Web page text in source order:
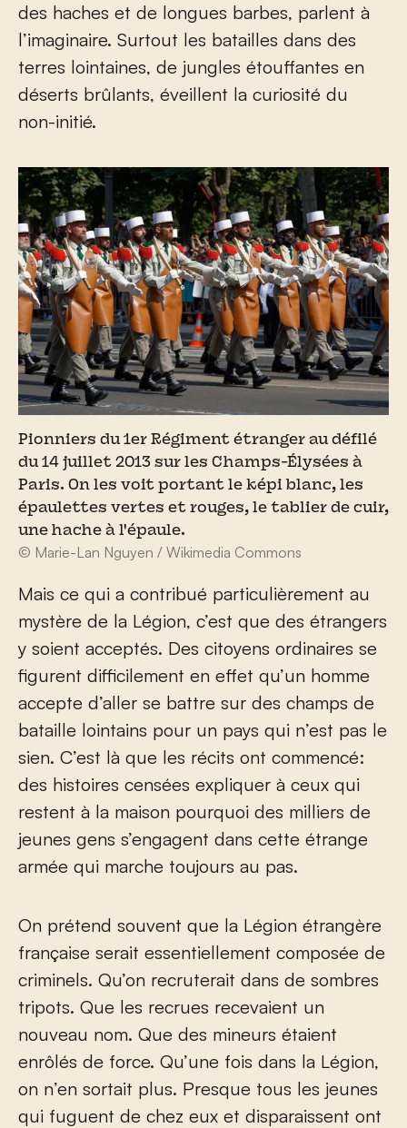
des haches et de longues barbes, parlent à
l’imaginaire. Surtout les batailles dans des
terres lointaines, de jungles étouffantes en
déserts brûlants, éveillent la curiosité du
non-initié.
Pionniers du 1er Régiment étranger au défilé
du 14 juillet 2013 sur les Champs-Élysées à
Paris. On les voit portant le képi blanc, les
épaulettes vertes et rouges, le tablier de cuir,
une hache à l'épaule.
© Marie-Lan Nguyen / Wikimedia Commons
Mais ce qui a contribué particulièrement au
mystère de la Légion, c’est que des étrangers
y soient acceptés. Des citoyens ordinaires se
figurent difficilement en effet qu’un homme
accepte d’aller se battre sur des champs de
bataille lointains pour un pays qui n’est pas le
sien. C’est là que les récits ont commencé:
des histoires censées expliquer à ceux qui
restent à la maison pourquoi des milliers de
jeunes gens s’engagent dans cette étrange
armée qui marche toujours au pas.
On prétend souvent que la Légion étrangère
française serait essentiellement composée de
criminels. Qu’on recruterait dans de sombres
tripots. Que les recrues recevaient un
nouveau nom. Que des mineurs étaient
enrôlés de force. Qu’une fois dans la Légion,
on n’en sortait plus. Presque tous les jeunes
qui fuguent de chez eux et disparaissent ont